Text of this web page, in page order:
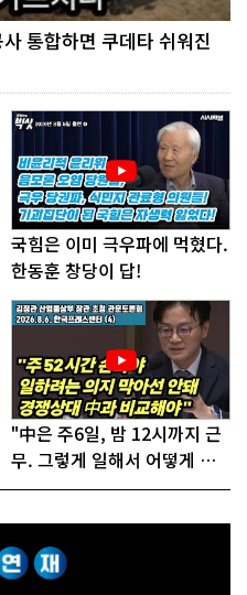
통합하면 쿠데타 쉬워진
국힘은 이미 극우파에 먹혔다.
한동훈 창당이 답!
"中은 주6일, 밤 12시까지 근
무. 그렇게 일해서 어떻게 경
쟁하냐 반문하더라"